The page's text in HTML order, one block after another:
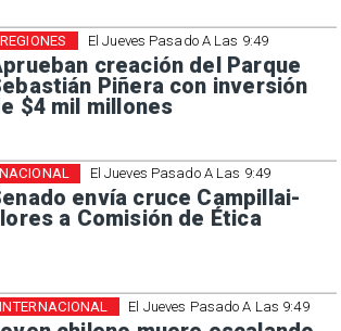
El Jueves Pasado A Las 9:49
creación del Parque
Piñera con inversión
$4 mil millones
REGIONES
El Jueves Pasado A Las 9:49
envía cruce Campillai-
a Comisión de Ética
NACIONAL
El Jueves Pasado A Las 9:49
INTERNACIONAL